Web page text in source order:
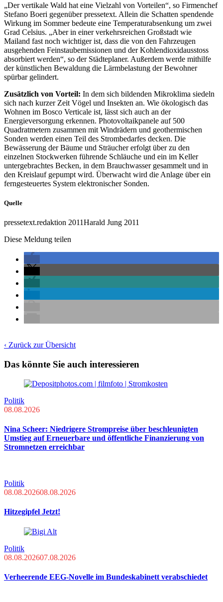
„Der vertikale Wald hat eine Vielzahl von Vorteilen“, so Firmenchef
Stefano Boeri gegenüber pressetext. Allein die Schatten spendende
Wirkung im Sommer bedeute eine Temperaturabsenkung um zwei
Grad Celsius. „Aber in einer verkehrsreichen Großstadt wie
Mailand fast noch wichtiger ist, dass die von den Fahrzeugen
ausgehenden Feinstaubemissionen und der Kohlendioxidausstoss
absorbiert werden“, so der Städteplaner. Außerdem werde mithilfe
der künstlichen Bewaldung die Lärmbelastung der Bewohner
spürbar gelindert.
Zusätzlich von Vorteil: In dem sich bildenden Mikroklima siedeln
sich nach kurzer Zeit Vögel und Insekten an. Wie ökologisch das
Wohnen im Bosco Verticale ist, lässt sich auch an der
Energieversorgung erkennen. Photovoltaikpanele auf 500
Quadratmetern zusammen mit Windrädern und geothermischen
Sonden werden einen Teil des Strombedarfes decken. Die
Bewässerung der Bäume und Sträucher erfolgt über zu den
einzelnen Stockwerken führende Schläuche und ein im Keller
untergebrachtes Becken, in dem Brauchwasser gesammelt und in
den Kreislauf gepumpt wird. Überwacht wird die Anlage über ein
ferngesteuertes System elektronischer Sonden.
Quelle
pressetext.redaktion 2011Harald Jung 2011
Diese Meldung teilen
‹ Zurück zur Übersicht
Das könnte Sie auch interessieren
Politik
08.08.2026
Nina Scheer: Niedrigere Strompreise über beschleunigten
Umstieg auf Erneuerbare und öffentliche Finanzierung von
Stromnetzen erreichbar
Politik
08.08.202608.08.2026
Hitzegipfel Jetzt!
Politik
08.08.202607.08.2026
Verheerende EEG-Novelle im Bundeskabinett verabschiedet